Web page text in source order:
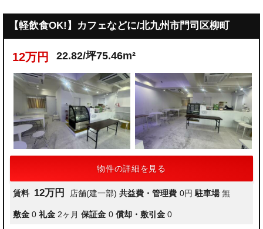
【軽飲食OK!】カフェなどに/北九州市門司区柳町
12万円 22.82/坪75.46m²
物件の詳細を見る
賃料 12万円 店舗(建一部) 共益費・管理費 0円 駐車場 無
敷金 0 礼金 2ヶ月 保証金 0 償却・敷引金 0